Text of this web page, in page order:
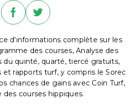
d'informations complète sur les
des courses, Analyse des
du quinté, quarté, tiercé gratuits,
et rapports turf, y compris le Sorec
chances de gains avec Coin Turf,
des courses hippiques.